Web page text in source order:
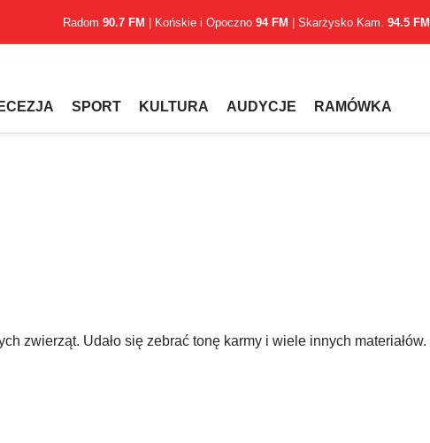
Radom 90.7 FM | Końskie i Opoczno 94 FM | Skarżysko Kam. 94.5 FM
SPORT KULTURA AUDYCJE RAMÓWKA
zwierząt. Udało się zebrać tonę karmy i wiele innych materiałów.